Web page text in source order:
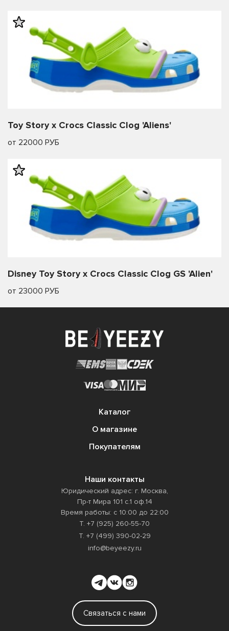
Toy Story x Crocs Classic Clog 'Aliens'
от 22000 РУБ
Disney Toy Story x Crocs Classic Clog GS 'Alien'
от 23000 РУБ
Каталог
О магазине
Покупателям
Наши контакты
Юридический адрес: г. Москва,
Пр-т Мира 101 с.1 оф.14
Время работы: с 10:00 до 22:00
Т. +7 (925) 260-55-70
Т. +7 (499) 390-02-29
info@beyeezy.ru
Связаться с нами